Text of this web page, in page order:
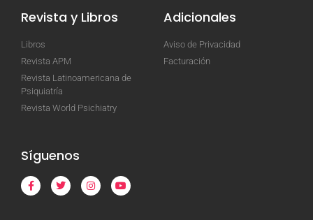
Revista y Libros
Libros
Revista APM
Revista Latinoamericana de
Psiquiatría
Revista World Psichiatry
Adicionales
Aviso de Privacidad
Facturación
Síguenos